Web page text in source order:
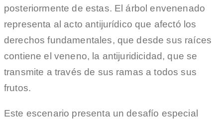
posteriormente de estas. El árbol envenenado
representa al acto antijurídico que afectó los
derechos fundamentales, que desde sus raíces
contiene el veneno, la antijuridicidad, que se
transmite a través de sus ramas a todos sus
frutos.
Este escenario presenta un desafío especial